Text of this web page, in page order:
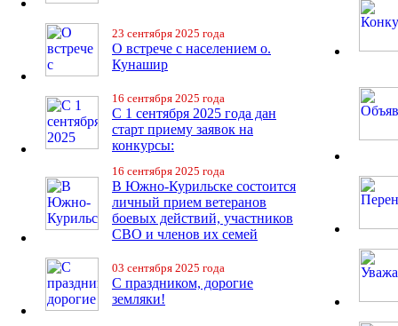
23 сентября 2025 года
О встрече с населением о.
Кунашир
16 сентября 2025 года
С 1 сентября 2025 года дан
старт приему заявок на
конкурсы:
16 сентября 2025 года
В Южно-Курильске состоится
личный прием ветеранов
боевых действий, участников
СВО и членов их семей
03 сентября 2025 года
С праздником, дорогие
земляки!